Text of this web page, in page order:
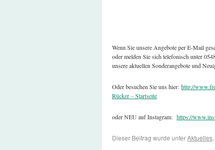
Wenn Sie unsere Angebote per E-Mail
oder melden Sie sich telefonisch unter
unsere aktuellen Sonderangebote und
Oder besuchen Sie uns hier: http://
Rücker – Startseite
oder NEU auf Instagram: https://
Dieser Beitrag wurde unterAktuelles,